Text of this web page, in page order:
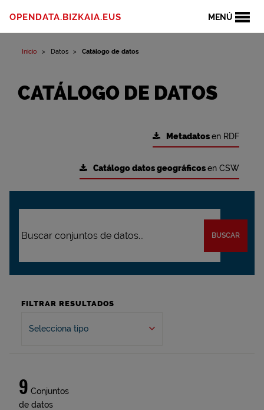
MENÚ
OPENDATA.BIZKAIA.EUS
Inicio Datos Catálogo de datos
CATÁLOGO DE DATOS
Metadatosen RDF
Catálogo datos geográficosen CSW
BUSCAR
FILTRAR RESULTADOS
Selecciona tipo
9 Conjuntos
de datos